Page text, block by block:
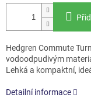
Hedgren Commute
vodoodpudivým
Lehká a kompaktní,
Detailní informace